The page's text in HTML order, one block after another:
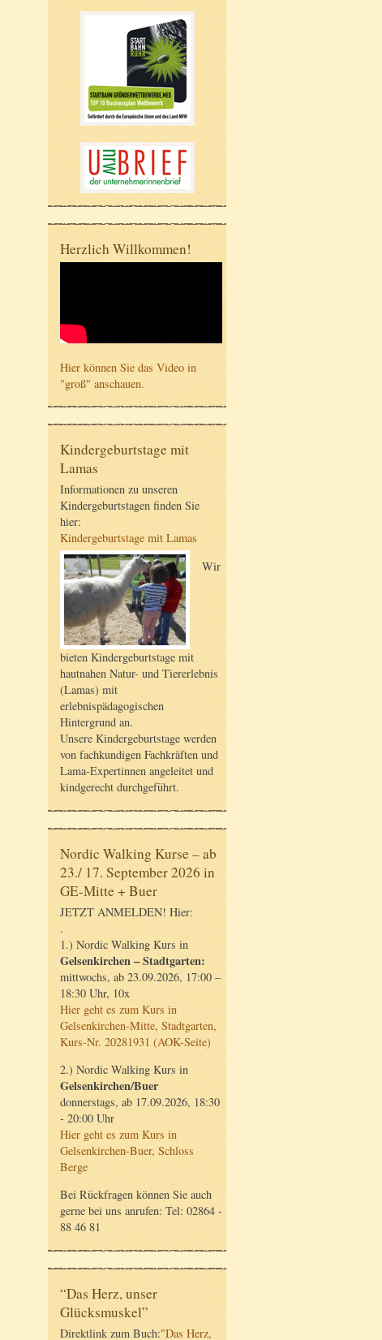
Herzlich Willkommen!
Hier können Sie das Video in
"groß" anschauen.
Kindergeburtstage mit
Lamas
Informationen zu unseren
Kindergeburtstagen finden Sie
hier:
Kindergeburtstage mit Lamas
Wir
bieten Kindergeburtstage mit
hautnahen Natur- und Tiererlebnis
(Lamas) mit
erlebnispädagogischen
Hintergrund an.
Unsere Kindergeburtstage werden
von fachkundigen Fachkräften und
Lama-Expertinnen angeleitet und
kindgerecht durchgeführt.
Nordic Walking Kurse – ab
23./ 17. September 2026 in
GE-Mitte + Buer
JETZT ANMELDEN! Hier:
.
1.) Nordic Walking Kurs in
Gelsenkirchen – Stadtgarten:
mittwochs, ab 23.09.2026, 17:00 –
18:30 Uhr, 10x
Hier geht es zum Kurs in
Gelsenkirchen-Mitte, Stadtgarten,
Kurs-Nr. 20281931 (AOK-Seite)
2.) Nordic Walking Kurs in
Gelsenkirchen/Buer
donnerstags, ab 17.09.2026, 18:30
- 20:00 Uhr
Hier geht es zum Kurs in
Gelsenkirchen-Buer, Schloss
Berge
Bei Rückfragen können Sie auch
gerne bei uns anrufen: Tel: 02864 -
88 46 81
“Das Herz, unser
Glücksmuskel”
Direktlink zum Buch:"Das Herz,